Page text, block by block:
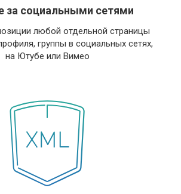
за социальными сетями
любой отдельной страницы
группы в социальных сетях,
на Ютубе или Вимео